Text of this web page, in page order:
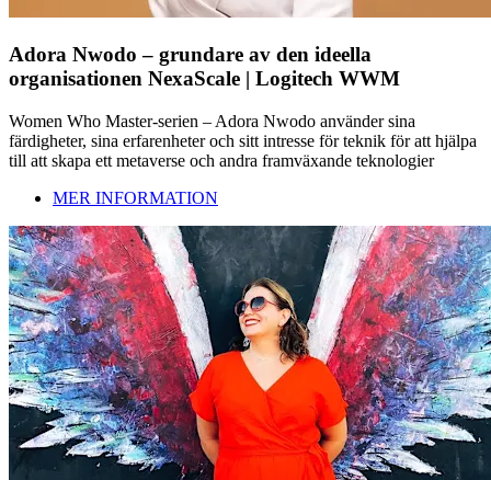
Adora Nwodo – grundare av den ideella
organisationen NexaScale | Logitech WWM
Women Who Master-serien – Adora Nwodo använder sina
färdigheter, sina erfarenheter och sitt intresse för teknik för att hjälpa
till att skapa ett metaverse och andra framväxande teknologier
MER INFORMATION